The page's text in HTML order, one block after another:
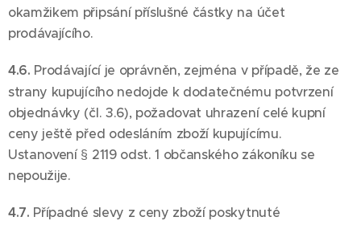
okamžikem připsání příslušné částky na účet
prodávajícího.
4.6. Prodávající je oprávněn, zejména v případě, že ze
strany kupujícího nedojde k dodatečnému potvrzení
objednávky (čl. 3.6), požadovat uhrazení celé kupní
ceny ještě před odesláním zboží kupujícímu.
Ustanovení § 2119 odst. 1 občanského zákoníku se
nepoužije.
4.7. Případné slevy z ceny zboží poskytnuté